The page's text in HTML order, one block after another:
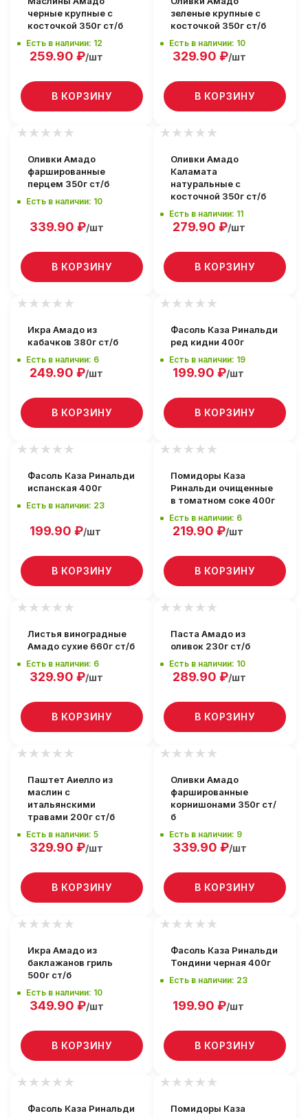
черные крупные с
косточкой 350г ст/б
Есть в наличии: 12
259.90 ₽/шт
В КОРЗИНУ
зеленые крупные с
косточкой 350г ст/б
Есть в наличии: 10
329.90 ₽/шт
В КОРЗИНУ
Оливки Амадо
фаршированные
перцем 350г ст/б
Есть в наличии: 10
339.90 ₽/шт
В КОРЗИНУ
Оливки Амадо
Каламата
натуральные с
косточной 350г ст/б
Есть в наличии: 11
279.90 ₽/шт
В КОРЗИНУ
Икра Амадо из
кабачков 380г ст/б
Есть в наличии: 6
249.90 ₽/шт
В КОРЗИНУ
Фасоль Каза Ринальди
ред кидни 400г
Есть в наличии: 19
199.90 ₽/шт
В КОРЗИНУ
Фасоль Каза Ринальди
испанская 400г
Есть в наличии: 23
199.90 ₽/шт
В КОРЗИНУ
Помидоры Каза
Ринальди очищенные
в томатном соке 400г
Есть в наличии: 6
219.90 ₽/шт
В КОРЗИНУ
Листья виноградные
Амадо сухие 660г ст/б
Есть в наличии: 6
329.90 ₽/шт
В КОРЗИНУ
Паста Амадо из
оливок 230г ст/б
Есть в наличии: 10
289.90 ₽/шт
В КОРЗИНУ
Паштет Аиелло из
маслин с
итальянскими
травами 200г ст/б
Есть в наличии: 5
329.90 ₽/шт
В КОРЗИНУ
Оливки Амадо
фаршированные
корнишонами 350г ст/
б
Есть в наличии: 9
339.90 ₽/шт
В КОРЗИНУ
Икра Амадо из
баклажанов гриль
500г ст/б
Есть в наличии: 10
349.90 ₽/шт
В КОРЗИНУ
Фасоль Каза Ринальди
Тондини черная 400г
Есть в наличии: 23
199.90 ₽/шт
В КОРЗИНУ
Фасоль Каза Ринальди
Помидоры Каза